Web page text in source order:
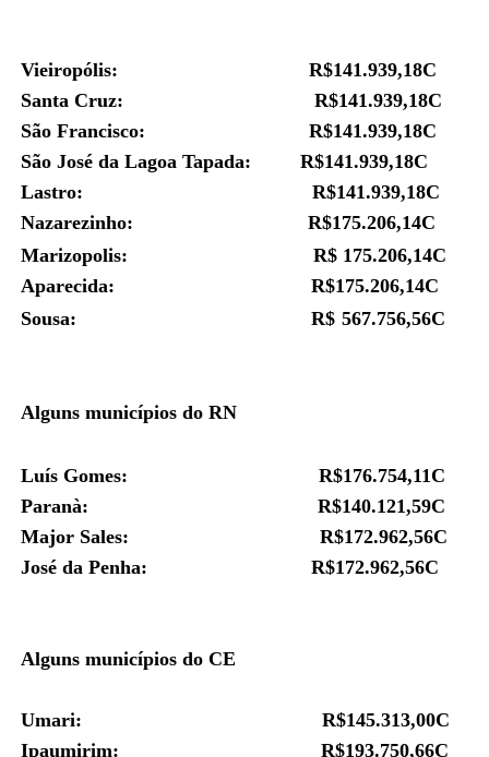
Vieiropólis: R$141.939,18C
Santa Cruz: R$141.939,18C
São Francisco: R$141.939,18C
São José da Lagoa Tapada: R$141.939,18C
Lastro: R$141.939,18C
Nazarezinho: R$175.206,14C
Marizopolis: R$ 175.206,14C
Aparecida: R$175.206,14C
Sousa: R$ 567.756,56C
Alguns municípios do RN
Luís Gomes: R$176.754,11C
Paranà: R$140.121,59C
Major Sales: R$172.962,56C
José da Penha: R$172.962,56C
Alguns municípios do CE
Umari: R$145.313,00C
Ipaumirim: R$193.750,66C